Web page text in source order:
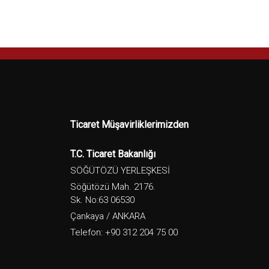
Ticaret Müşavirliklerimizden
T.C. Ticaret Bakanlığı
SÖĞÜTÖZÜ YERLEŞKESİ
Söğütözü Mah. 2176.
Sk. No:63 06530
Çankaya / ANKARA
Telefon: +90 312 204 75 00